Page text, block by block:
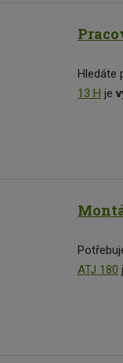
Hledáte
13 H je
ATJ 180